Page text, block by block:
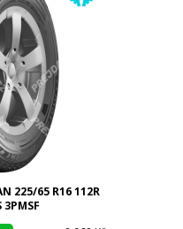
225/65 R16 112R
3PMSF